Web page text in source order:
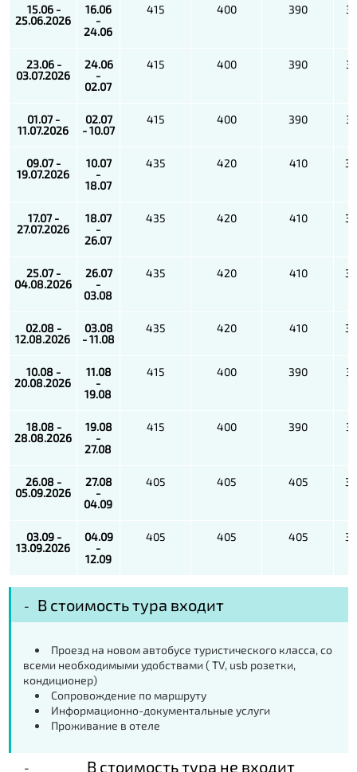
15.06 -
25.06.2026
16.06
-
24.06
415 400 390
23.06 -
03.07.2026
24.06
-
02.07
415 400 390
01.07 -
11.07.2026
02.07
- 10.07
415 400 390
09.07 -
19.07.2026
10.07
-
18.07
435 420 410
17.07 -
27.07.2026
18.07
-
26.07
435 420 410
25.07 -
04.08.2026
26.07
-
03.08
435 420 410
02.08 -
12.08.2026
03.08
- 11.08
435 420 410
10.08 -
20.08.2026
11.08
-
19.08
415 400 390
18.08 -
28.08.2026
19.08
-
27.08
415 400 390
26.08 -
05.09.2026
27.08
-
04.09
405 405 405
03.09 -
13.09.2026
04.09
-
12.09
405 405 405
В стоимость тура входит
Проезд на новом автобусе туристического класса, со
всеми необходимыми удобствами ( TV, usb розетки,
кондиционер)
Сопровождение по маршруту
Информационно-документальные услуги
Проживание в отеле
В стоимость тура не входит